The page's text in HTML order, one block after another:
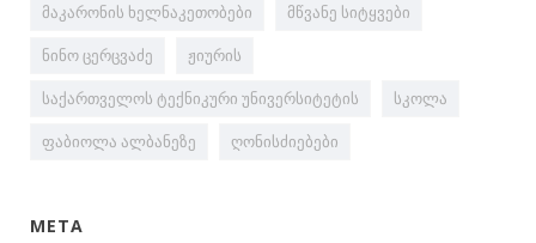
მაკარონის ხელნაკეთობები
მწვანე სიტყვები
ნინო ცერცვაძე
ჟიურის
საქართველოს ტექნიკური უნივერსიტეტის
სკოლა
ფაბიოლა ალბანეზე
ღონისძიებები
META